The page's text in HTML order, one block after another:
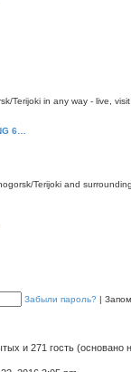
Terijoki in any way - live,
6…
Terijoki and
Забыли пароль? |
и 271 гость (основано